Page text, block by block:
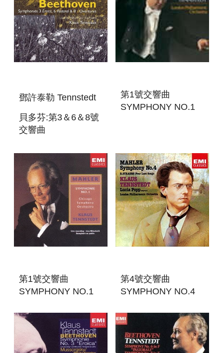
鄧許泰勒 Tennstedt
貝多芬:第3＆6＆8號
交響曲
＆8
第1號交響曲
SYMPHONY NO.1
第1號交響曲
SYMPHONY NO.1
第4號交響曲
SYMPHONY NO.4